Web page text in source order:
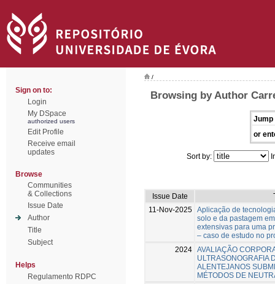
Sign on to:
Login
My DSpace
authorized users
Edit Profile
Receive email
updates
Browse
Communities
& Collections
Issue Date
Author
Title
Subject
Helps
Regulamento RDPC
/
Browsing by Author
Jump
or
Sort by:
Issue Date
11-Nov-2025 Aplicação de
solo e da pastagem
extensivas para uma
– caso de estudo no
2024 AVALIAÇÃO
ULTRASONOGRAFIA
ALENTEJANOS
MÉTODOS DE